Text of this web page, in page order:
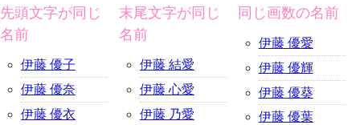
先頭文字が同じ
名前
伊藤 優子
伊藤 優奈
伊藤 優衣
末尾文字が同じ
名前
伊藤 結愛
伊藤 心愛
伊藤 乃愛
同じ画数の名前
伊藤 優愛
伊藤 優輝
伊藤 優葵
伊藤 優葉